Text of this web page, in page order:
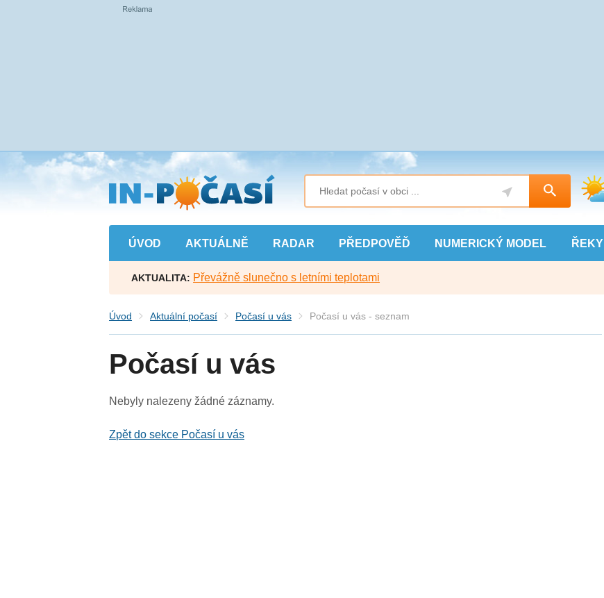
Přejít
na
hlavní
obsah
ÚVOD AKTUÁLNĚ RADAR PŘEDPOVĚĎ NUMERICKÝ MODEL ŘEKY
AKTUALITA: Převážně slunečno s letními teplotami
Úvod Aktuální počasí Počasí u vás Počasí u vás - seznam
Počasí u vás
Nebyly nalezeny žádné záznamy.
Zpět do sekce Počasí u vás